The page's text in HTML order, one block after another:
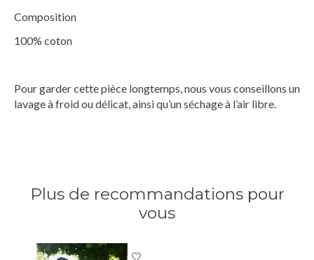
Composition
100% coton
Pour garder cette pièce longtemps, nous vous conseillons un
lavage à froid ou délicat, ainsi qu’un séchage à l’air libre.
Plus de recommandations pour
vous
Articles du carrousel de produits